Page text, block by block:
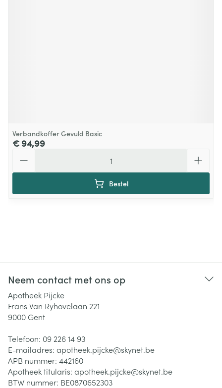
Verbandkoffer Gevuld Basic
€ 94,99
Bestel
Neem contact met ons op
Apotheek Pijcke
Frans Van Ryhovelaan 221
9000 Gent
Telefoon: 09 226 14 93
E-mailadres: apotheek.pijcke@skynet.be
APB nummer: 442160
Apotheek titularis: apotheek.pijcke@skynet.be
BTW nummer: BE0870652303